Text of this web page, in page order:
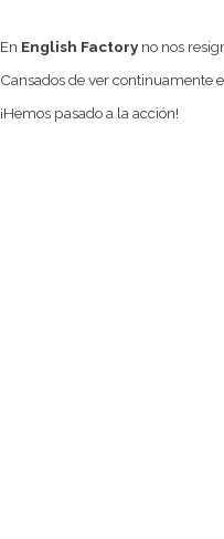
En English Factory no nos
Cansados de ver continuamente
¡Hemos pasado a la acción!